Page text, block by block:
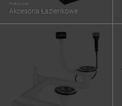
Praktyczne
Akcesoria Łazienkowe